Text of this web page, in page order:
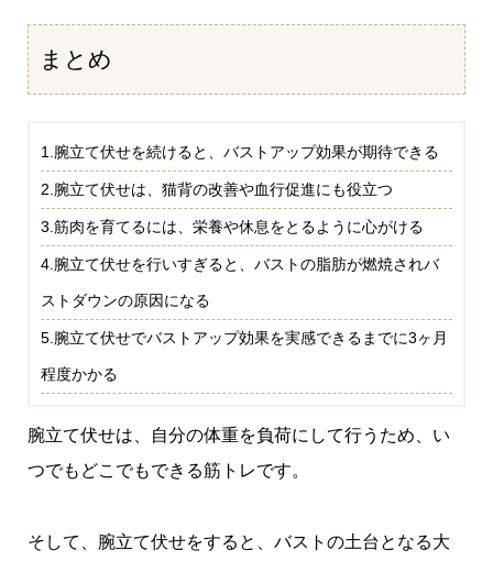
まとめ
1.腕立て伏せを続けると、バストアップ効果が期待できる
2.腕立て伏せは、猫背の改善や血行促進にも役立つ
3.筋肉を育てるには、栄養や休息をとるように心がける
4.腕立て伏せを行いすぎると、バストの脂肪が燃焼されバ
ストダウンの原因になる
5.腕立て伏せでバストアップ効果を実感できるまでに3ヶ月
程度かかる
腕立て伏せは、自分の体重を負荷にして行うため、い
つでもどこでもできる筋トレです。
そして、腕立て伏せをすると、バストの土台となる大